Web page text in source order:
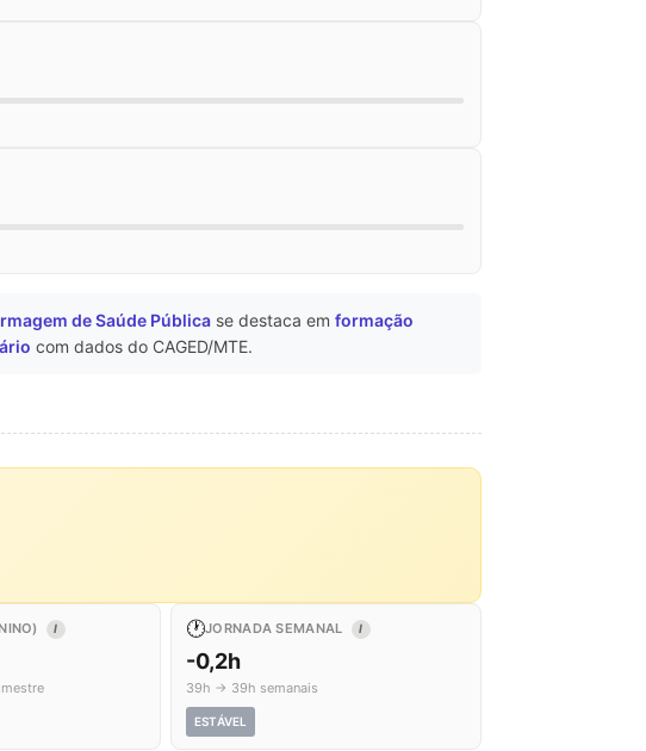
de Saúde Pública se destaca em formação
com dados do CAGED/MTE.
I 🕐JORNADA SEMANAL I
-0,2h
39h → 39h semanais
ESTÁVEL